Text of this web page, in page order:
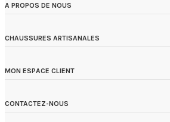
A PROPOS DE NOUS
CHAUSSURES ARTISANALES
MON ESPACE CLIENT
CONTACTEZ-NOUS